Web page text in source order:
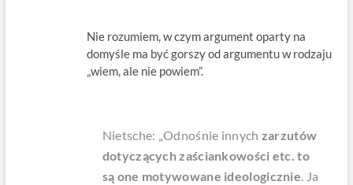
Nie rozumiem, w czym argument oparty na
domyśle ma być gorszy od argumentu w rodzaju
„wiem, ale nie powiem”.
Nietsche: „Odnośnie innych zarzutów
dotyczących zaściankowości etc. to
są one motywowane ideologicznie. Ja